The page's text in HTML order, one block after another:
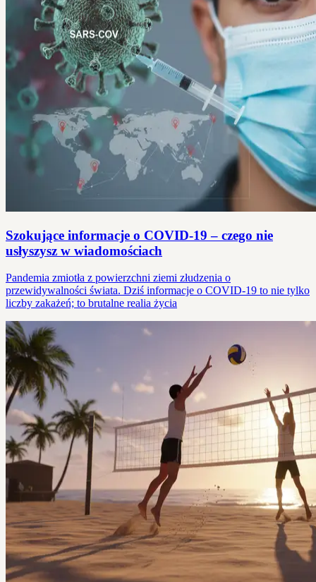
Szokujące informacje o COVID-19 – czego nie
usłyszysz w wiadomościach
Pandemia zmiotła z powierzchni ziemi złudzenia o
przewidywalności świata. Dziś informacje o COVID-19 to nie tylko
liczby zakażeń; to brutalne realia życia